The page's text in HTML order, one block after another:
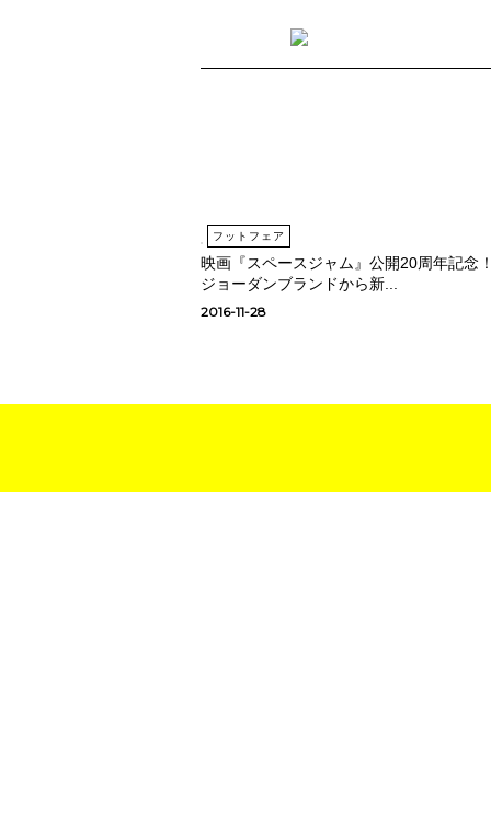
フットフェア
映画『スペースジャム』公開20周年記念
ジョーダンブランドから新...
2016-11-28